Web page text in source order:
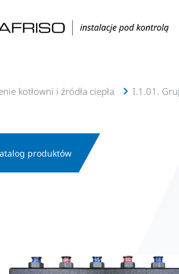
kotłowni i źródła ciepła I.1.01.
produktów